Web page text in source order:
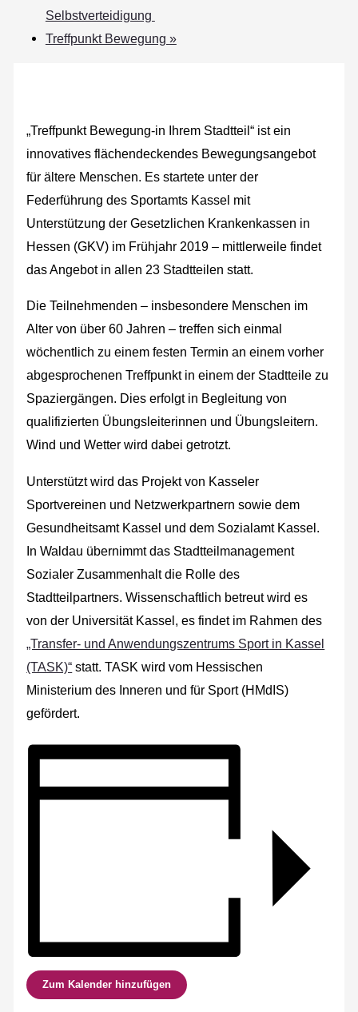
Selbstverteidigung
Treffpunkt Bewegung »
„Treffpunkt Bewegung‐in Ihrem Stadtteil“ ist ein
innovatives flächendeckendes Bewegungsangebot
für ältere Menschen. Es startete unter der
Federführung des Sportamts Kassel mit
Unterstützung der Gesetzlichen Krankenkassen in
Hessen (GKV) im Frühjahr 2019 – mittlerweile findet
das Angebot in allen 23 Stadtteilen statt.
Die Teilnehmenden – insbesondere Menschen im
Alter von über 60 Jahren – treffen sich einmal
wöchentlich zu einem festen Termin an einem vorher
abgesprochenen Treffpunkt in einem der Stadtteile zu
Spaziergängen. Dies erfolgt in Begleitung von
qualifizierten Übungsleiterinnen und Übungsleitern.
Wind und Wetter wird dabei getrotzt.
Unterstützt wird das Projekt von Kasseler
Sportvereinen und Netzwerkpartnern sowie dem
Gesundheitsamt Kassel und dem Sozialamt Kassel.
In Waldau übernimmt das Stadtteilmanagement
Sozialer Zusammenhalt die Rolle des
Stadtteilpartners. Wissenschaftlich betreut wird es
von der Universität Kassel, es findet im Rahmen des
„Transfer‐ und Anwendungszentrums Sport in Kassel
(TASK)“ statt. TASK wird vom Hessischen
Ministerium des Inneren und für Sport (HMdIS)
gefördert.
Zum Kalender hinzufügen